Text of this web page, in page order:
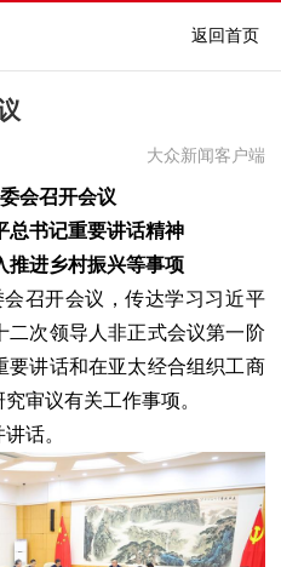
返回首页
大众新闻客户端
会召开会议
总书记重要讲话精神
推进乡村振兴等事项
召开会议，传达学习习近平
二次领导人非正式会议第一阶
要讲话和在亚太经合组织工商
审议有关工作事项。
话。